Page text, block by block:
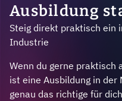
Ausbildung
Steig direkt praktisch ein
Industrie
Wenn du gerne praktisch
ist eine Ausbildung in
genau das richtige für